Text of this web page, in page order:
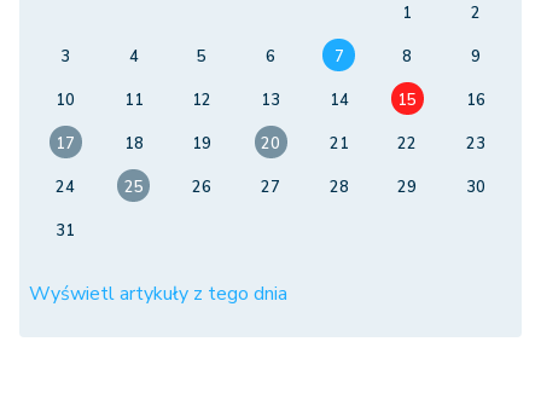
1
2
3
4 5 6 7 8
9
10
11 12 13 14 15
16
17
18 19 20 21 22
23
24
25 26 27 28 29
30
31
Wyświetl artykuły z tego dnia